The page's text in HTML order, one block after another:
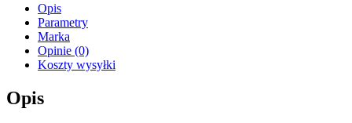
Opis
Parametry
Marka
Opinie (0)
Koszty wysyłki
Opis